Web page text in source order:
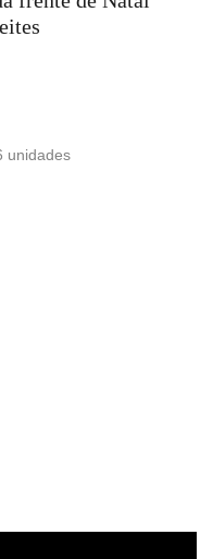
unidades